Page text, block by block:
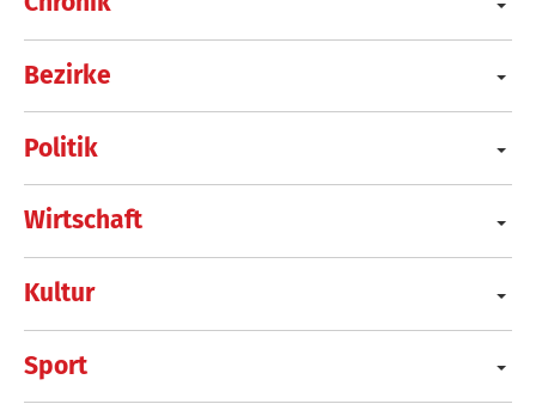
Bezirke
Politik
Wirtschaft
Kultur
Sport